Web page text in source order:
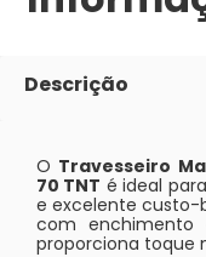
Descrição
O Travesseiro
70 TNT é ideal
e excelente custo-
com enchimento
proporciona toque